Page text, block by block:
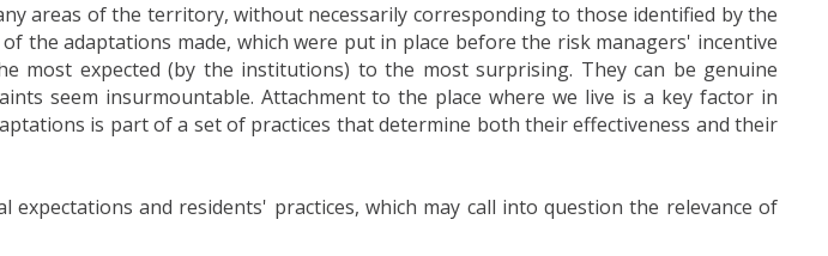
areas of the territory, without necessarily corresponding to those identified by the
the adaptations made, which were put in place before the risk managers' incentive
most expected (by the institutions) to the most surprising. They can be genuine
seem insurmountable. Attachment to the place where we live is a key factor in
is part of a set of practices that determine both their effectiveness and their
and residents' practices, which may call into question the relevance of